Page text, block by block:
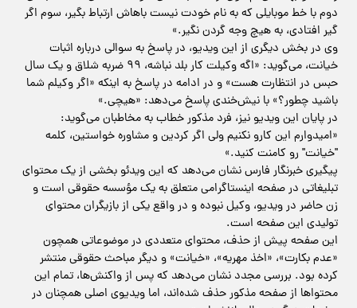
دوم با خط موبایلی که به نام خودت نیست باهاش ارتباط بگیر، سوم اگر
گیر افتادی، به هیچ وجه گردن نگیر.»
وی در بخش دیگری از این ویدیو، در پاسخ به سوالی درباره اثبات
خیانت، می‌گوید: «اگه وکیلت کار بلد نباشه، ۹۹ ضربه شلاق و یک سال
حبس در انتظارت هست» و در ادامه در پاسخ به اینکه «اگر وکیلم شما
باشید چطور؟» با نیش‌خندی پاسخ می‌دهد: «هیچی.»
در پایان این ویدیو نیز، فرد مذکور خطاب به مخاطبان می‌گوید:
«امیدوارم این کارو نکنیم ولی اگر کردین و مشاوره خواستین، کلمه
"خیانت" رو کامنت کنید.»
پیگیری خبرنگار فارس نشان می‌دهد که این ویدئو بخشی از یک محتوای
تبلیغاتی در صفحه اینستاگرامی متعلق به یک مؤسسه حقوقی است و
زن حاضر در ویدیو، وکیل نبوده و در واقع یکی از بازیگران محتوای
تولیدی این صفحه است.
این صفحه پیش از حذف، محتوای متعددی در موضوعاتی همچون
«عدم بکارت»، «اخذ مهریه»، «خیانت» و دیگر مباحث حقوقی منتشر
کرده بود. بررسی مجدد نشان می‌دهد که پس از واکنش‌ها، تمام این
محتواها از صفحه مذکور حذف شده‌اند، اما ویدیوی اصلی همچنان در